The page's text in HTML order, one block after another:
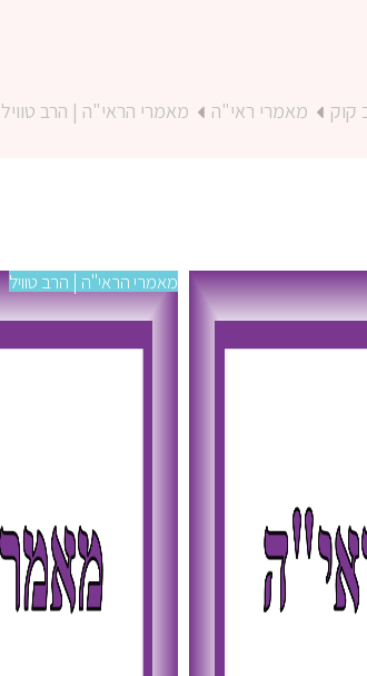
קוק מאמרי ראי"ה מאמרי הראי"ה | הרב טוויל
מאמרי הראי"ה | הרב טוויל